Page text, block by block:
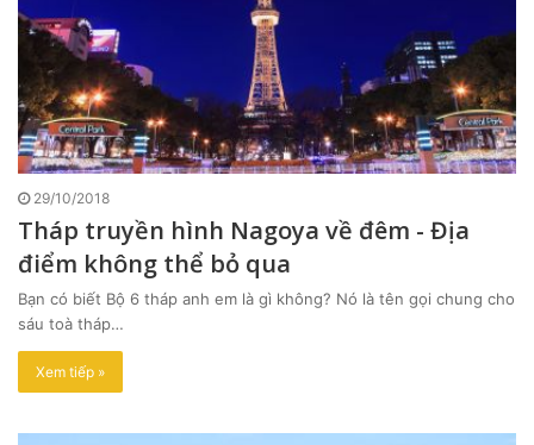
29/10/2018
Tháp truyền hình Nagoya về đêm - Địa
điểm không thể bỏ qua
Bạn có biết Bộ 6 tháp anh em là gì không? Nó là tên gọi chung cho
sáu toà tháp…
Xem tiếp »